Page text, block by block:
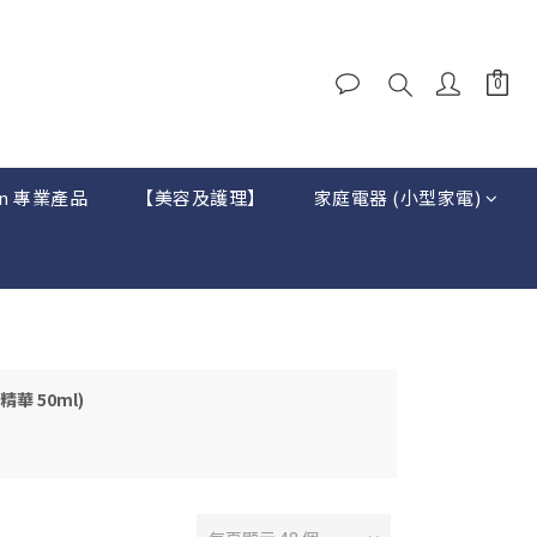
專業產品 【美容及護理】 家庭電器 (小型家電)
華 50ml)